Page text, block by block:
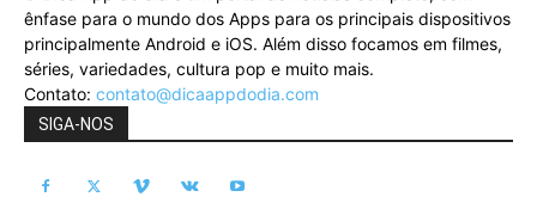
ênfase para o mundo dos Apps para os principais dispositivos
principalmente Android e iOS. Além disso focamos em filmes,
séries, variedades, cultura pop e muito mais.
Contato: contato@dicaappdodia.com
SIGA-NOS